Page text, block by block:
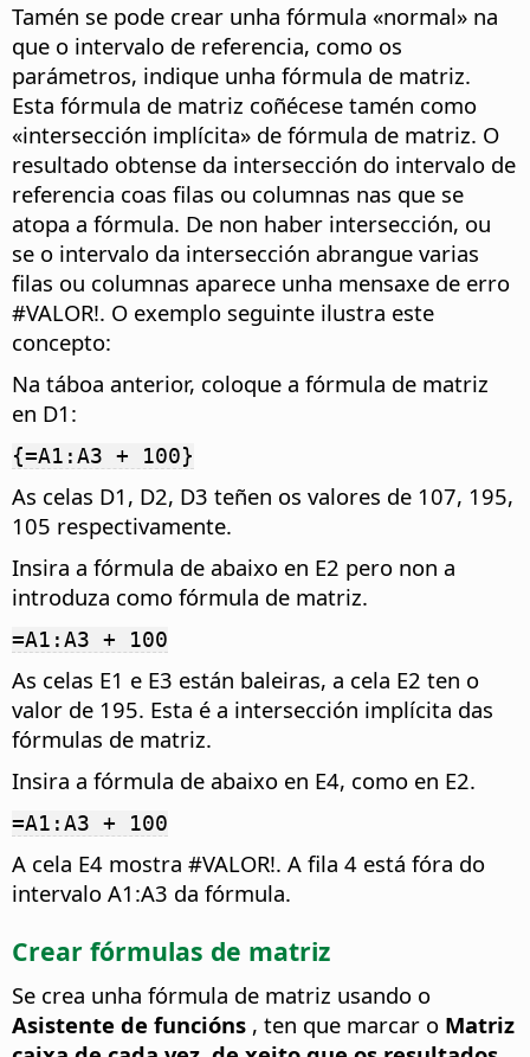
Tamén se pode crear unha fórmula «normal» na
que o intervalo de referencia, como os
parámetros, indique unha fórmula de matriz.
Esta fórmula de matriz coñécese tamén como
«intersección implícita» de fórmula de matriz. O
resultado obtense da intersección do intervalo de
referencia coas filas ou columnas nas que se
atopa a fórmula. De non haber intersección, ou
se o intervalo da intersección abrangue varias
filas ou columnas aparece unha mensaxe de erro
#VALOR!. O exemplo seguinte ilustra este
concepto:
Na táboa anterior, coloque a fórmula de matriz
en D1:
{=A1:A3 + 100}
As celas D1, D2, D3 teñen os valores de 107, 195,
105 respectivamente.
Insira a fórmula de abaixo en E2 pero non a
introduza como fórmula de matriz.
=A1:A3 + 100
As celas E1 e E3 están baleiras, a cela E2 ten o
valor de 195. Esta é a intersección implícita das
fórmulas de matriz.
Insira a fórmula de abaixo en E4, como en E2.
=A1:A3 + 100
A cela E4 mostra #VALOR!. A fila 4 está fóra do
intervalo A1:A3 da fórmula.
Crear fórmulas de matriz
Se crea unha fórmula de matriz usando o
Asistente de funcións , ten que marcar o Matriz